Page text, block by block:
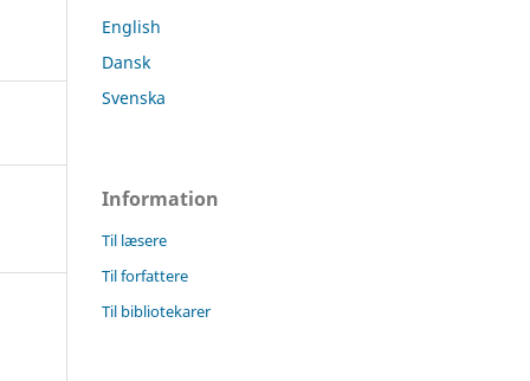
English
Dansk
Svenska
Information
Til læsere
Til forfattere
Til bibliotekarer